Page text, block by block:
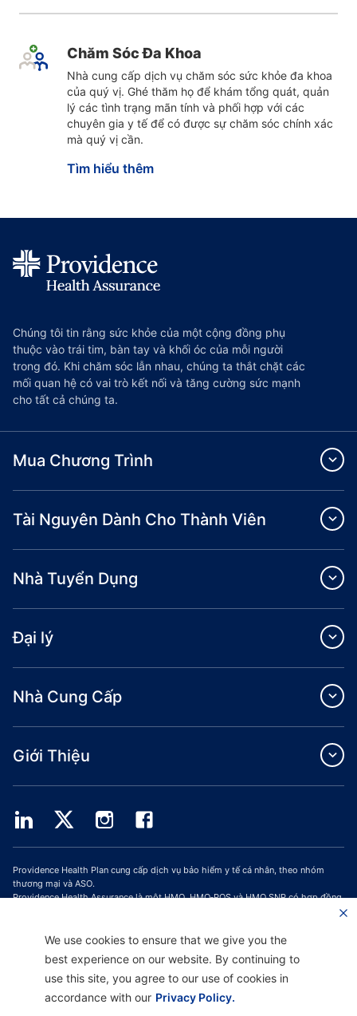
Chăm Sóc Đa Khoa
Nhà cung cấp dịch vụ chăm sóc sức khỏe đa khoa
của quý vị. Ghé thăm họ để khám tổng quát, quản
lý các tình trạng mãn tính và phối hợp với các
chuyên gia y tế để có được sự chăm sóc chính xác
mà quý vị cần.
Tìm hiểu thêm
Chúng tôi tin rằng sức khỏe của một cộng đồng phụ
thuộc vào trái tim, bàn tay và khối óc của mỗi người
trong đó. Khi chăm sóc lẫn nhau, chúng ta thắt chặt các
mối quan hệ có vai trò kết nối và tăng cường sức mạnh
cho tất cả chúng ta.
Mua Chương Trình
Tài Nguyên Dành Cho Thành Viên
Nhà Tuyển Dụng
Đại lý
Nhà Cung Cấp
Giới Thiệu
Providence Health Plan cung cấp dịch vụ bảo hiểm y tế cá nhân, theo nhóm
thương mại và ASO.
Providence Health Assurance là một HMO, HMO‐POS và HMO SNP có hợp đồng
H9047_PHAAM20_M
We use cookies to ensure that we give you the
best experience on our website. By continuing to
use this site, you agree to our use of cookies in
accordance with our Privacy Policy.